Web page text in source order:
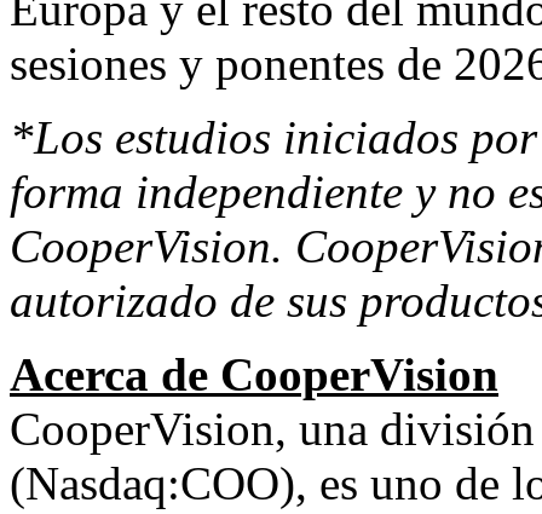
sesiones y ponentes de
*Los estudios iniciados
forma independiente y no
CooperVision.
autorizado de sus
Acerca de CooperVision
CooperVision, una
(Nasdaq:COO), es uno de